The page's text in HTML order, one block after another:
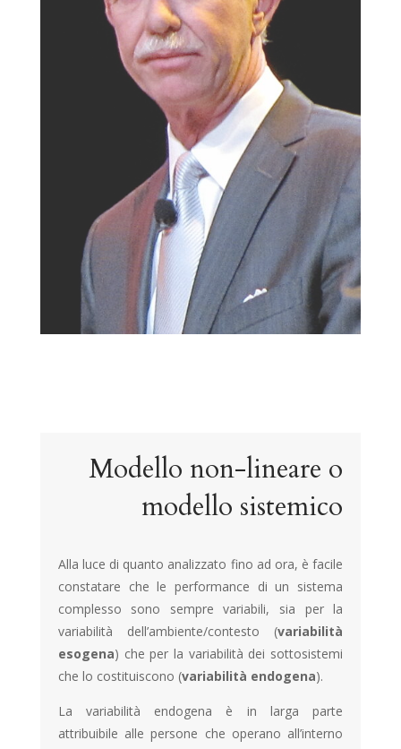
Modello non-lineare o
modello sistemico
Alla luce di quanto analizzato fino ad ora, è facile
constatare che le performance di un sistema
complesso sono sempre variabili, sia per la
variabilità dell’ambiente/contesto (variabilità
esogena) che per la variabilità dei sottosistemi
che lo costituiscono (variabilità endogena).
La variabilità endogena è in larga parte
attribuibile alle persone che operano all’interno